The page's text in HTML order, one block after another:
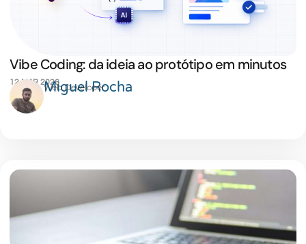
Vibe Coding: da ideia ao protótipo em minutos
12 MAR 2026Miguel Rocha
Web Developer